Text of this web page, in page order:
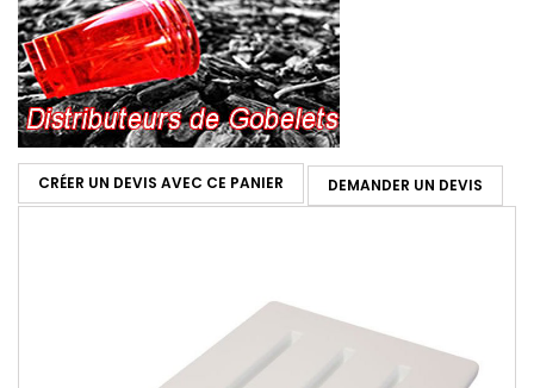
CRÉER UN DEVIS AVEC CE PANIER DEMANDER UN DEVIS